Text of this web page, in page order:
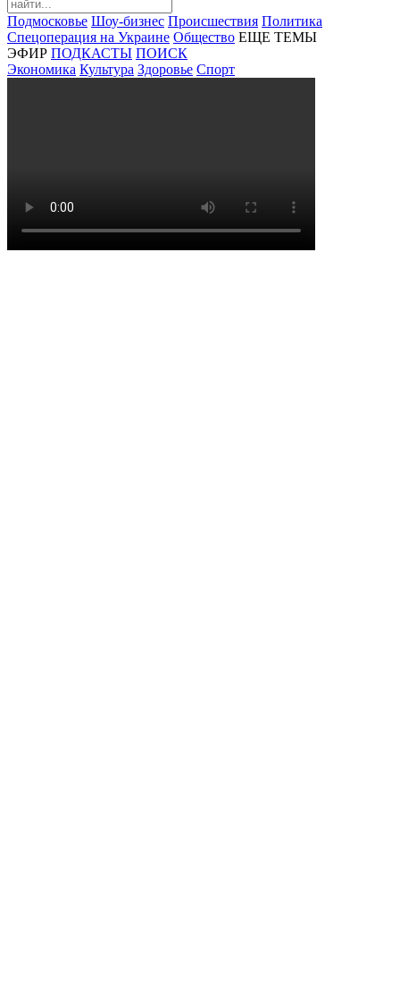
Подмосковье Шоу-бизнес Происшествия Политика
Спецоперация на Украине Общество ЕЩЕ ТЕМЫ
ЭФИР ПОДКАСТЫ ПОИСК
Экономика Культура Здоровье Спорт